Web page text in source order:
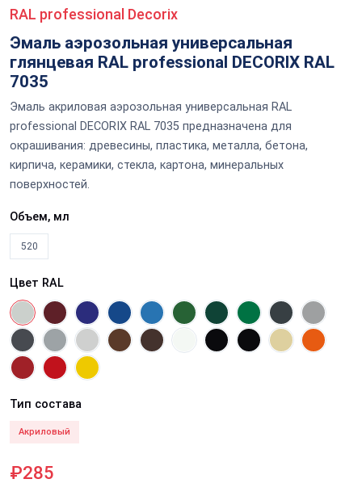
RAL professional Decorix
Эмаль аэрозольная универсальная
глянцевая RAL professional DECORIX RAL
7035
Эмаль акриловая аэрозольная универсальная RAL
professional DECORIX RAL 7035 предназначена для
окрашивания: древесины, пластика, металла, бетона,
кирпича, керамики, стекла, картона, минеральных
поверхностей.
Объем, мл
520
Цвет RAL
Тип состава
Акриловый
₽285